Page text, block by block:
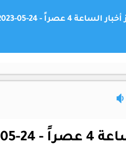
الساعة 4 عصراً - 24-05-2023
05-2023